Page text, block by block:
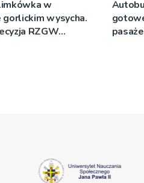
w
wysycha.
RZGW